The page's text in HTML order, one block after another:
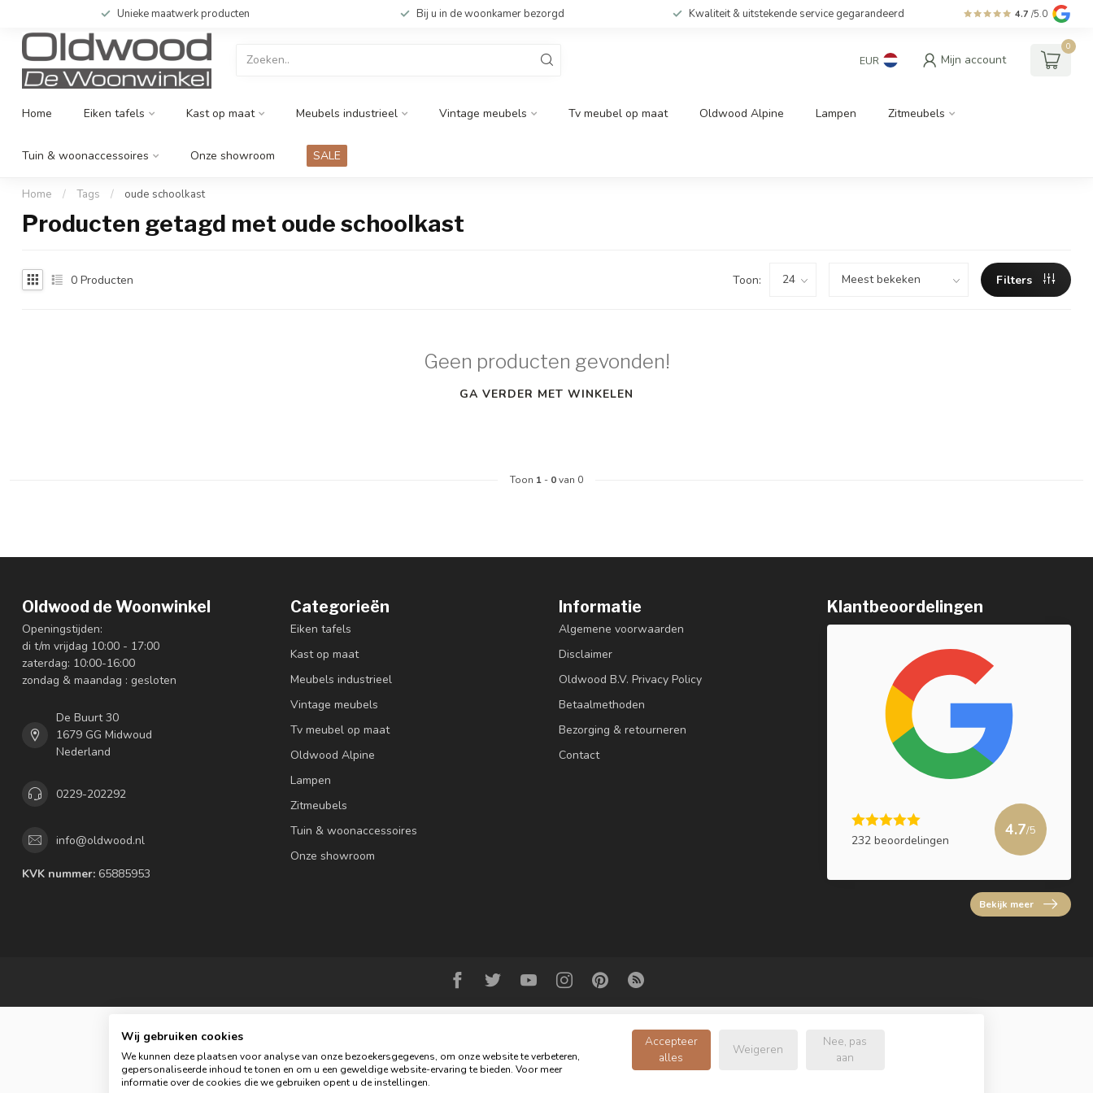
Unieke maatwerk producten Bij u in de woonkamer bezorgd Kwaliteit & uitstekende service gegarandeerd 4.7 /5.0
EUR Mijn account
0
Home Eiken tafels Kast op maat Meubels industrieel Vintage meubels Tv meubel op maat Oldwood Alpine Lampen Zitmeubels
Tuin & woonaccessoires Onze showroom SALE
Home / Tags / oude schoolkast
Producten getagd met oude schoolkast
0 Producten Toon: Filters
Geen producten gevonden!
GA VERDER MET WINKELEN
Toon 1 - 0van 0
Oldwood de Woonwinkel
Openingstijden:
di t/m vrijdag 10:00 - 17:00
zaterdag: 10:00-16:00
zondag & maandag : gesloten
De Buurt 30
1679 GG Midwoud
Nederland
0229-202292
info@oldwood.nl
KVK nummer: 65885953
Categorieën
Eiken tafels
Kast op maat
Meubels industrieel
Vintage meubels
Tv meubel op maat
Oldwood Alpine
Lampen
Zitmeubels
Tuin & woonaccessoires
Onze showroom
Informatie
Algemene voorwaarden
Disclaimer
Oldwood B.V. Privacy Policy
Betaalmethoden
Bezorging & retourneren
Contact
Klantbeoordelingen
232 beoordelingen
4.7/5
Bekijk meer
© Copyright 2026 Oldwood de Woonwinkel - Powered by
Wij gebruiken cookies
We kunnen deze plaatsen voor analyse van onze bezoekersgegevens, om onze website te verbeteren,
gepersonaliseerde inhoud te tonen en om u een geweldige website-ervaring te bieden. Voor meer
informatie over de cookies die we gebruiken opent u de instellingen.
Accepteer
alles
Weigeren
Nee, pas
aan